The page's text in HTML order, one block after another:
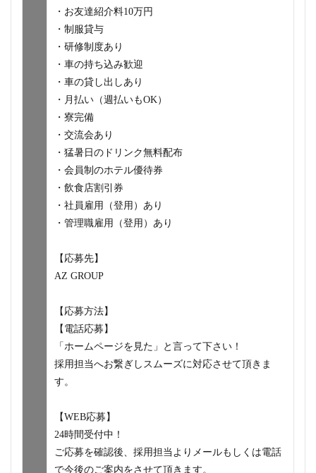
・お友達紹介料10万円
・制服貸与
・研修制度あり
・車の持ち込み歓迎
・車の貸し出しあり
・月払い（週払いもOK）
・寮完備
・交流会あり
・猛暑日のドリンク無料配布
・会員制のホテル優待券
・飲食店割引券
・社員雇用（登用）あり
・管理職雇用（登用）あり
【応募先】
AZ GROUP
【応募方法】
【電話応募】
「ホームページを見た」と言って下さい！
採用担当へお繋ぎしスムーズに対応させて頂きま
す。
【WEB応募】
24時間受付中！
ご応募を確認後、採用担当よりメールもしくは電話
で今後のご案内をさせて頂きます。